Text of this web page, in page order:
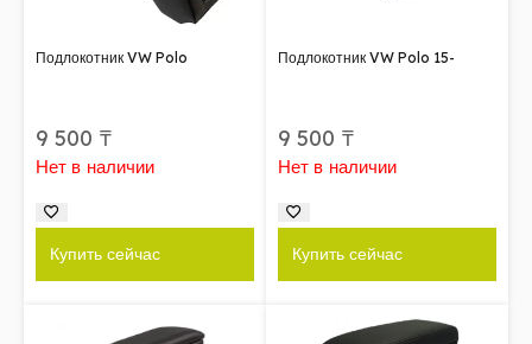
Подлокотник VW Polo
9 500 ₸
Нет в наличии
Купить сейчас
Подлокотник VW Polo 15-
9 500 ₸
Нет в наличии
Купить сейчас